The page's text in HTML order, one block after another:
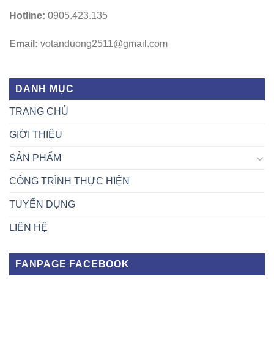
Hotline: 0905.423.135
Email: votanduong2511@gmail.com
DANH MỤC
TRANG CHỦ
GIỚI THIỆU
SẢN PHẨM
CÔNG TRÌNH THỰC HIỆN
TUYỂN DỤNG
LIÊN HỆ
FANPAGE FACEBOOK